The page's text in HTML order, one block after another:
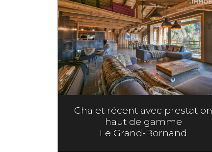
Chalet récent avec prestation
haut de gamme
Le Grand-Bornand